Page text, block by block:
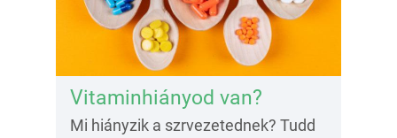
Vitaminhiányod van?
Mi hiányzik a szrvezetednek? Tudd